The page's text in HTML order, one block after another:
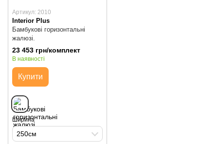
Артикул: 2010
Interior Plus
Бамбукові горизонтальні
жалюзі.
23 453 грн/комплект
В наявності
Купити
Ширина
250см